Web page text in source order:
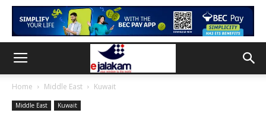
Home Middle East Kuwait
Middle East Kuwait